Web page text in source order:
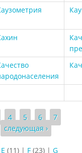
4 5 6
7
следующая ›
E (11) | F (23) | G